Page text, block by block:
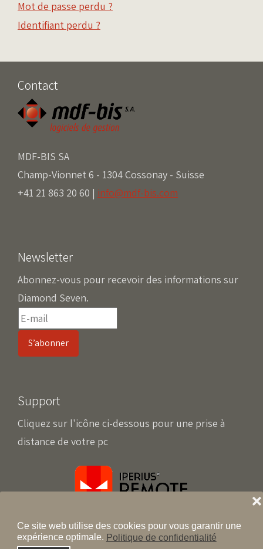
Ce site web utilise des cookies pour vous garantir une
expérience optimale. Politique de confidentialité
❌
Mot de passe perdu ?
Identifiant perdu ?
Contact
MDF-BIS SA
Champ-Vionnet 6 - 1304 Cossonay - Suisse
+41 21 863 20 60 | info@mdf-bis.com
Newsletter
Abonnez-vous pour recevoir des informations sur
Diamond Seven.
Support
Cliquez sur l'icône ci-dessous pour une prise à
distance de votre pc